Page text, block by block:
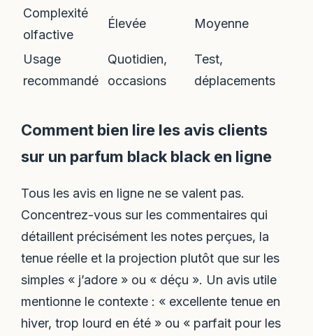
Complexité
olfactive
Élevée Moyenne
Usage
recommandé
Quotidien,
occasions
Test,
déplacements
Comment bien lire les avis clients
sur un parfum black black en ligne
Tous les avis en ligne ne se valent pas.
Concentrez-vous sur les commentaires qui
détaillent précisément les notes perçues, la
tenue réelle et la projection plutôt que sur les
simples « j’adore » ou « déçu ». Un avis utile
mentionne le contexte : « excellente tenue en
hiver, trop lourd en été » ou « parfait pour les